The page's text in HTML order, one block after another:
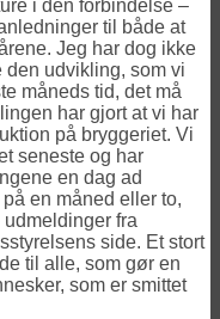
i den forbindelse –
til både at
Jeg har dog ikke
udvikling, som vi
måneds tid, det må
har gjort at vi har
på bryggeriet. Vi
seneste og har
en dag ad
en måned eller to,
fra
side. Et stort
til alle, som gør en
som er smittet